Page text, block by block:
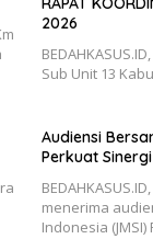
2026
Sub Unit 13
Audiensi
Perkuat
menerima
Indonesia